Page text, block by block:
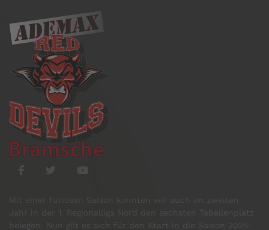
Mit einer furiosen Saison konnten wir auch im zweiten
Jahr in der 1. Regionalliga Nord den sechsten Tabellenplatz